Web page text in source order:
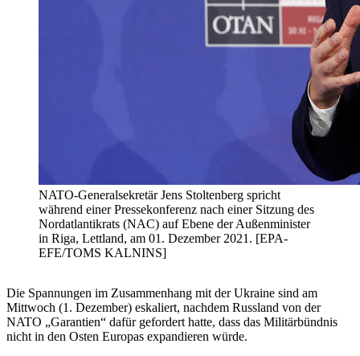
NATO-Generalsekretär Jens Stoltenberg spricht
während einer Pressekonferenz nach einer Sitzung des
Nordatlantikrats (NAC) auf Ebene der Außenminister
in Riga, Lettland, am 01. Dezember 2021. [EPA-
EFE/TOMS KALNINS]
Die Spannungen im Zusammenhang mit der Ukraine sind am
Mittwoch (1. Dezember) eskaliert, nachdem Russland von der
NATO „Garantien“ dafür gefordert hatte, dass das Militärbündnis
nicht in den Osten Europas expandieren würde.